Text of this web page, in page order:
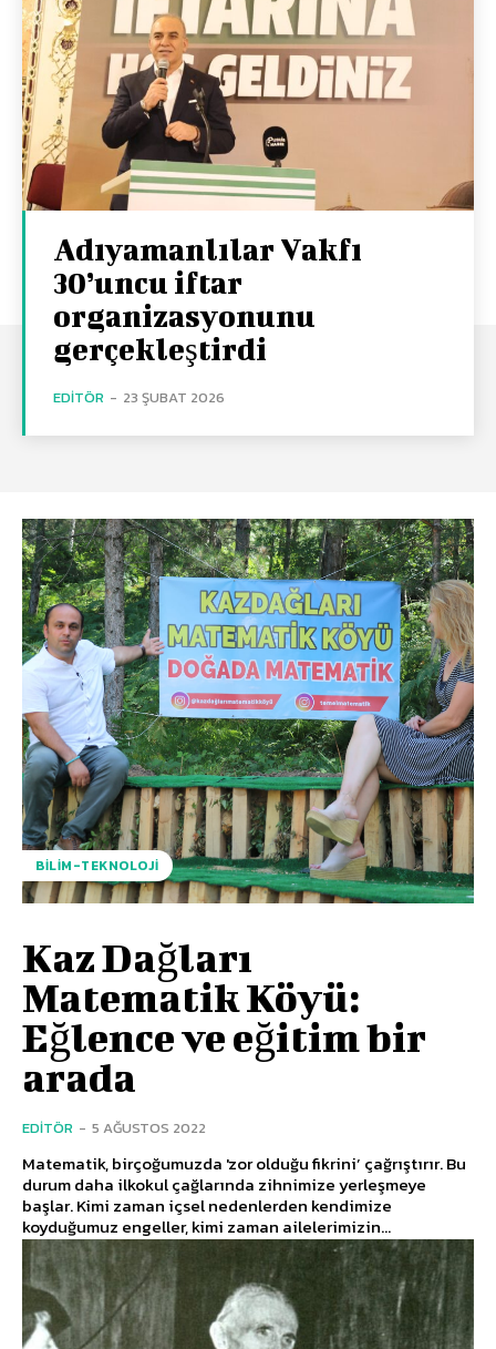
Adıyamanlılar Vakfı
30’uncu iftar
organizasyonunu
gerçekleştirdi
EDITÖR - 23 ŞUBAT 2026
BILIM-TEKNOLOJI
Kaz Dağları
Matematik Köyü:
Eğlence ve eğitim bir
arada
EDITÖR - 5 AĞUSTOS 2022
Matematik, birçoğumuzda 'zor olduğu fikrini’ çağrıştırır. Bu
durum daha ilkokul çağlarında zihnimize yerleşmeye
başlar. Kimi zaman içsel nedenlerden kendimize
koyduğumuz engeller, kimi zaman ailelerimizin...